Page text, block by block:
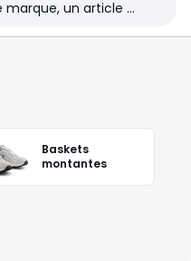
Baskets
montantes